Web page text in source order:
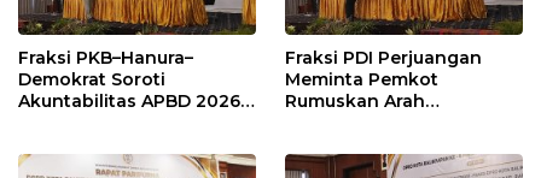
Fraksi PKB–Hanura–
Demokrat Soroti
Akuntabilitas APBD 2026
Modal
Fraksi PDI Perjuangan
Meminta Pemkot
Rumuskan Arah
Penyangga IKN